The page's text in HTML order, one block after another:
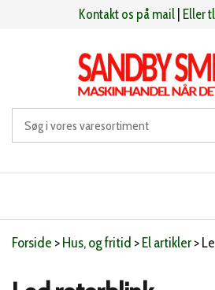
Kontakt os på mail Eller
Sandby smeden
Forside >Hus, og fritid >El artikler>